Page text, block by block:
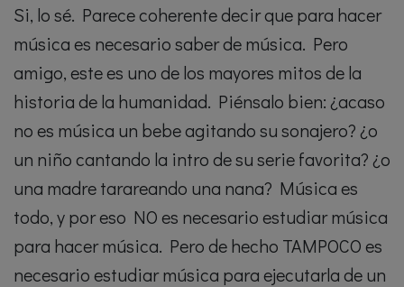
Si, lo sé. Parece coherente decir que para hacer
música es necesario saber de música. Pero
amigo, este es uno de los mayores mitos de la
historia de la humanidad. Piénsalo bien: ¿acaso
no es música un bebe agitando su sonajero? ¿o
un niño cantando la intro de su serie favorita? ¿o
una madre tarareando una nana? Música es
todo, y por eso NO es necesario estudiar música
para hacer música. Pero de hecho TAMPOCO es
necesario estudiar música para ejecutarla de un